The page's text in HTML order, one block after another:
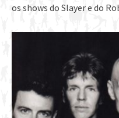
os shows do Slayer e do